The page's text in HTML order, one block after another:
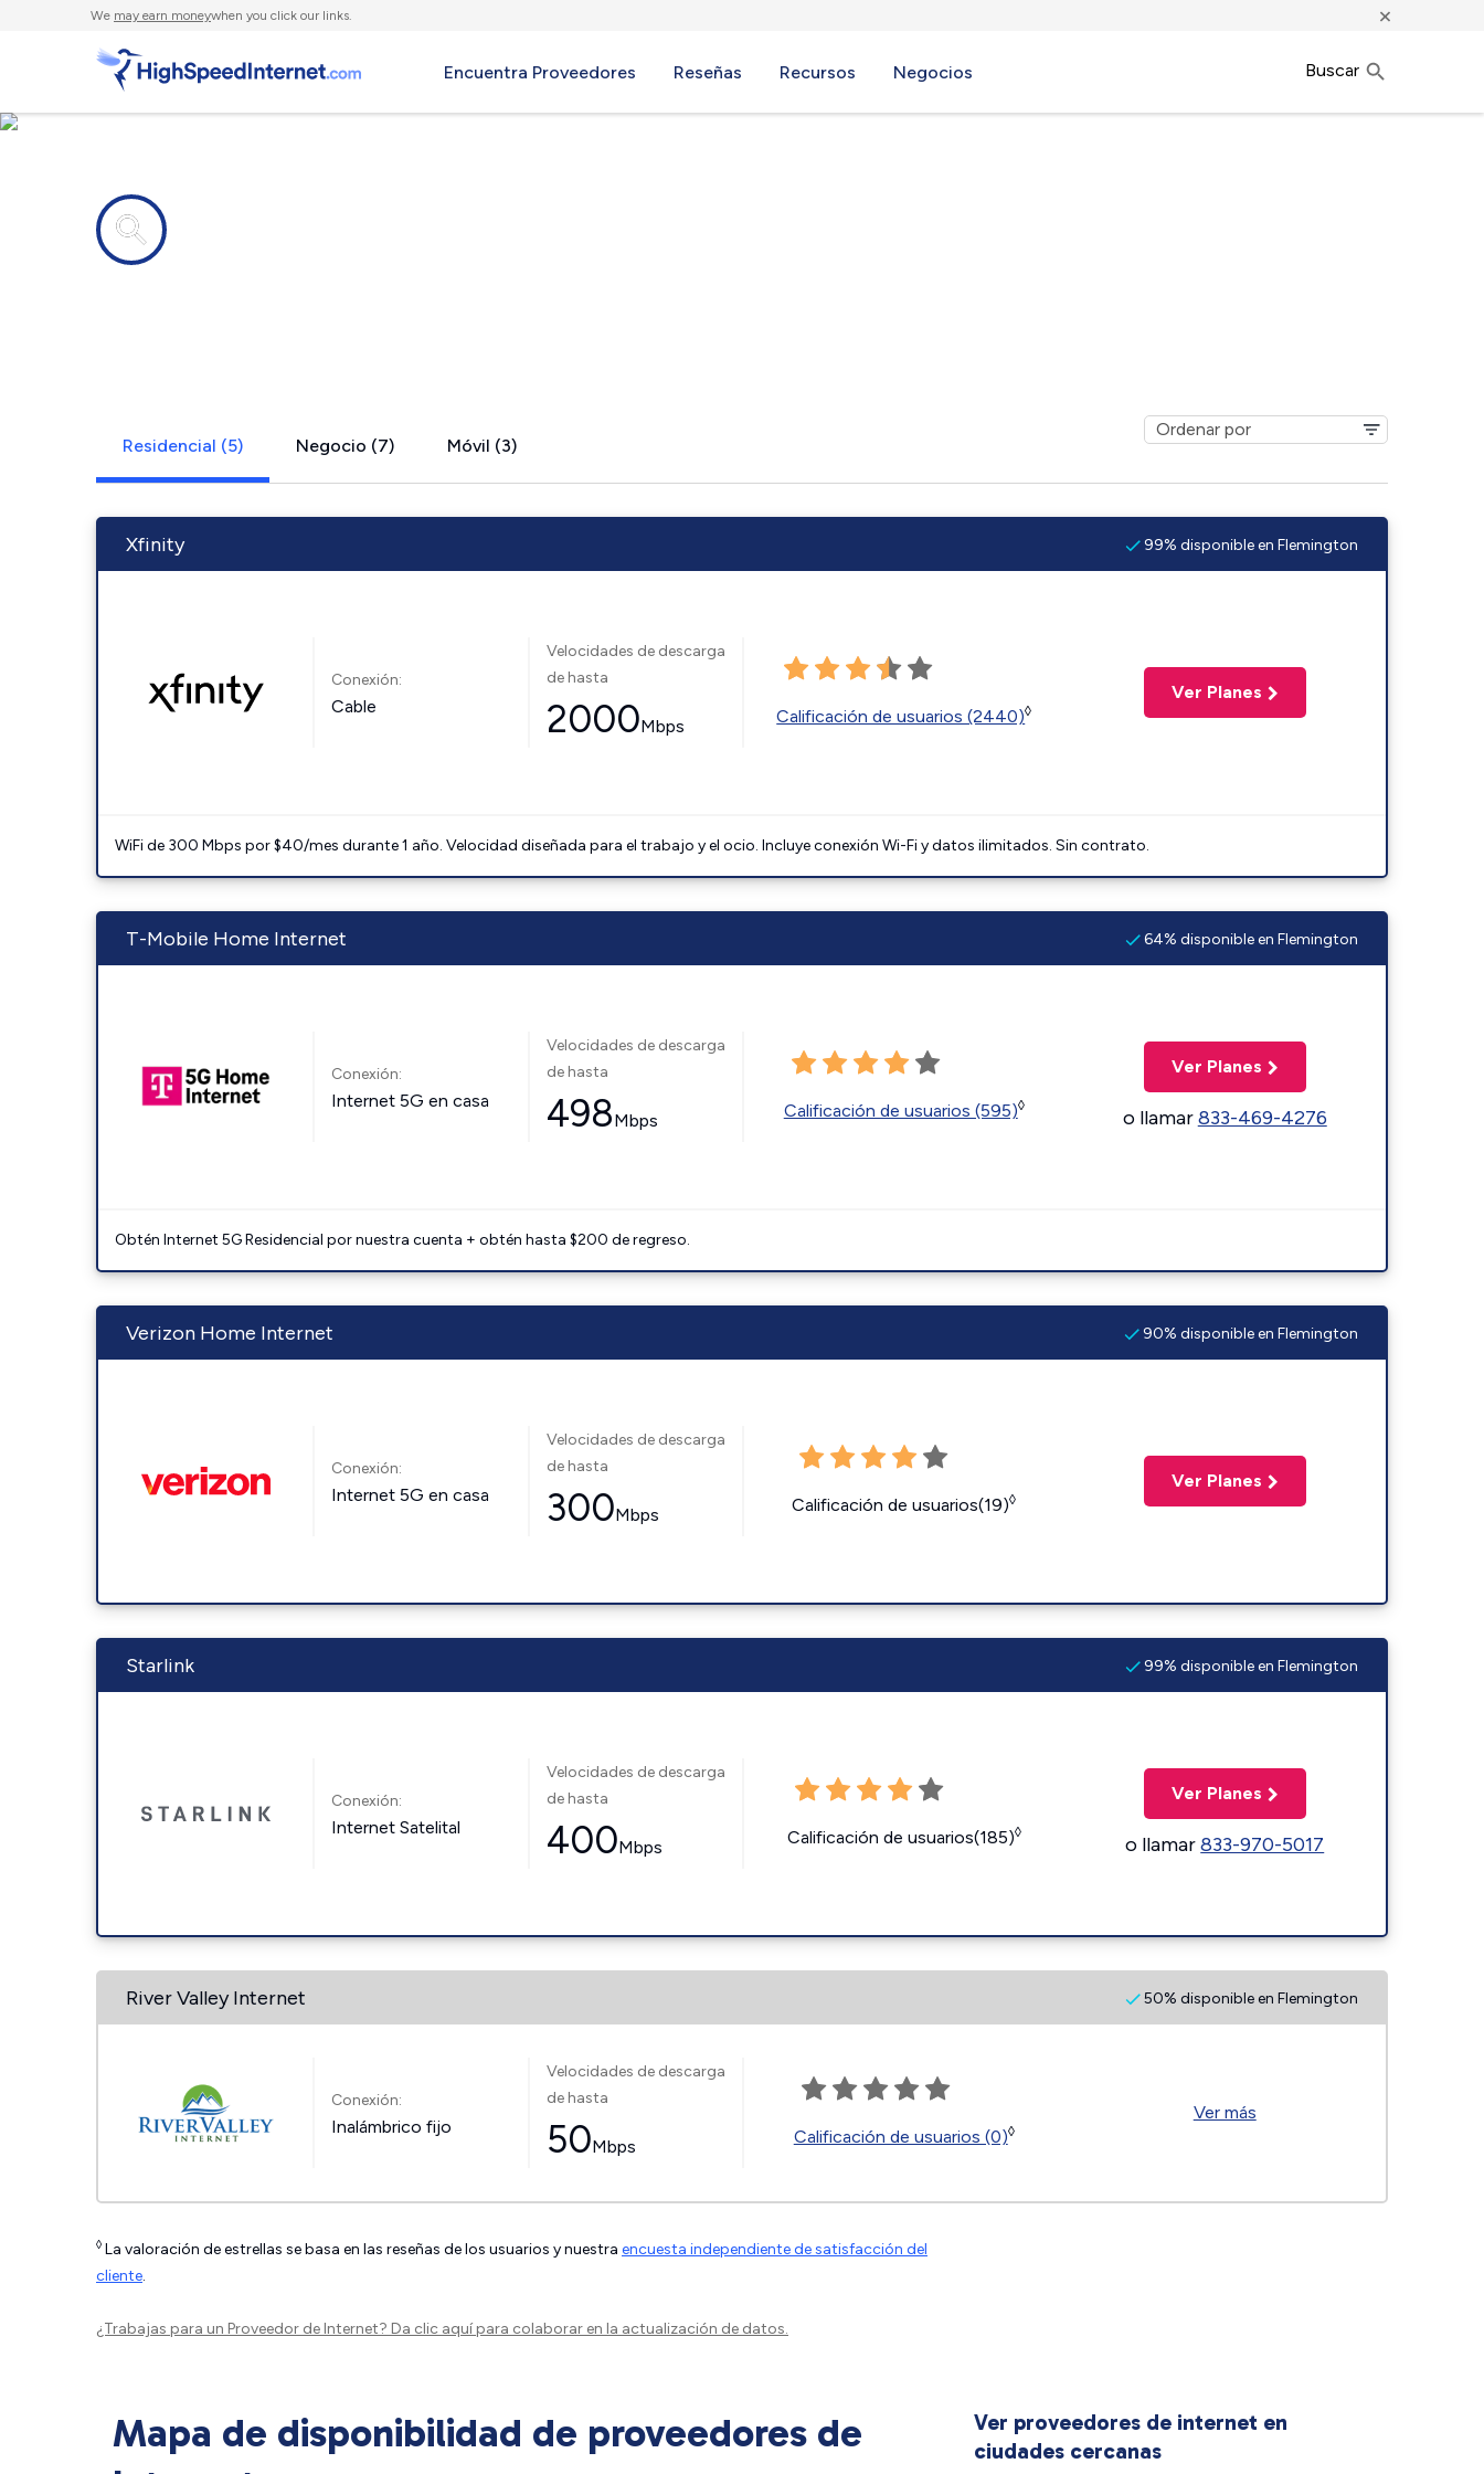
We may earn moneywhen you click our links. ×
Encuentra Proveedores Reseñas Recursos Negocios Buscar
Residencial (5) Negocio (7) Móvil (3)
Xfinity 99% disponible en Flemington
Conexión:
Cable
Velocidades de descarga
de hasta
2000Mbps Calificación de usuarios (2440)◊
Ver Planes
WiFi de 300 Mbps por $40/mes durante 1 año. Velocidad diseñada para el trabajo y el ocio. Incluye conexión Wi-Fi y datos ilimitados. Sin contrato.
T-Mobile Home Internet 64% disponible en Flemington
Conexión:
Internet 5G en casa
Velocidades de descarga
de hasta
498Mbps Calificación de usuarios (595)◊
Ver Planes
o llamar833-469-4276
Obtén Internet 5G Residencial por nuestra cuenta + obtén hasta $200 de regreso.
Verizon Home Internet 90% disponible en Flemington
Conexión:
Internet 5G en casa
Velocidades de descarga
de hasta
300Mbps Calificación de usuarios(19)◊
Ver Planes
Starlink 99% disponible en Flemington
Conexión:
Internet Satelital
Velocidades de descarga
de hasta
400Mbps Calificación de usuarios(185)◊
Ver Planes
o llamar833-970-5017
River Valley Internet 50% disponible en Flemington
Conexión:
Inalámbrico fijo
Velocidades de descarga
de hasta
50Mbps Calificación de usuarios (0)◊
Ver más
◊ La valoración de estrellas se basa en las reseñas de los usuarios y nuestra encuesta independiente de satisfacción del
cliente.
¿Trabajas para un Proveedor de Internet? Da clic aquípara colaborar en la actualización de datos.
Mapa de disponibilidad de proveedores de
Ver proveedores de internet en
ciudades cercanas